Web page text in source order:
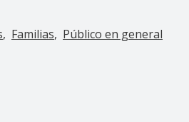
Familias
Público en general